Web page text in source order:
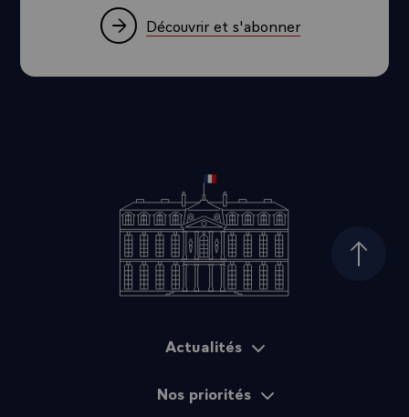
Découvrir et s'abonner
Haut
Actualités
Nos priorités